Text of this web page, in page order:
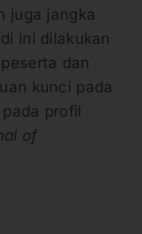
juga jangka
ini dilakukan
dan
kunci pada
profil
of